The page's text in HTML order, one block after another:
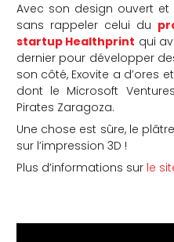
Avec son design ouvert et
sans rappeler celui du
startup Healthprint qui
dernier pour développer
son côté, Exovite a d’ores
dont le Microsoft
Pirates Zaragoza.
Une chose est sûre, le
sur l’impression 3D !
Plus d’informations sur le